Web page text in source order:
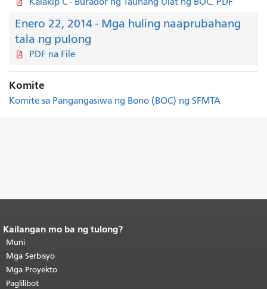
Enero 22, 2014 - Mga huling naaprubahang
tala ng pulong
PDF na File
Komite
Komite sa Pangangasiwa ng Bono (BOC) ng SFMTA
Katapusan ng nilalaman ng
pahina.
pahinang ito ay nauulit sa bawat
pahina.Bumalik sa tuktok ng
pangunahing nilalaman
Kailangan mo ba ng tulong?
Muni
Mga Serbisyo
Mga Proyekto
Paglilibot